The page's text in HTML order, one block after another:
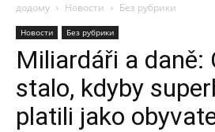
додому
Новости Без рубрики
Новости Без рубрики
Miliardáři a daně:
stalo, kdyby
platili jako